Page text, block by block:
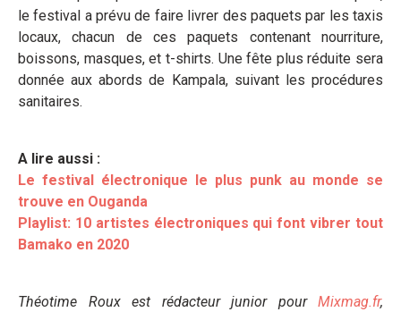
le festival a prévu de faire livrer des paquets par les taxis
locaux, chacun de ces paquets contenant nourriture,
boissons, masques, et t-shirts. Une fête plus réduite sera
donnée aux abords de Kampala, suivant les procédures
sanitaires.
A lire aussi :
Le festival électronique le plus punk au monde se
trouve en Ouganda
Playlist: 10 artistes électroniques qui font vibrer tout
Bamako en 2020
Théotime Roux est rédacteur junior pour Mixmag.fr,